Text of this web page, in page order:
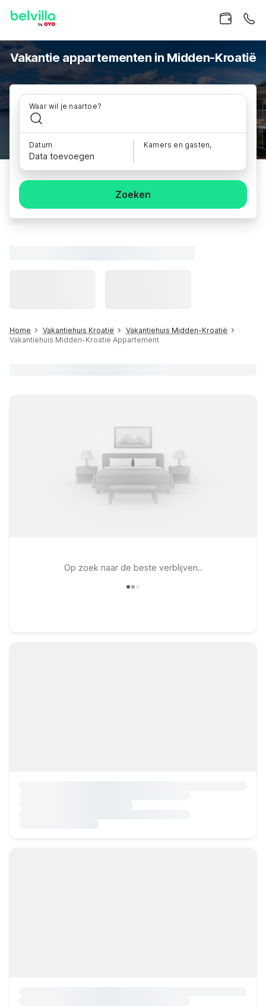
Vakantie appartementen in Midden-Kroatië
Waar wil je naartoe?
Datum
Data toevoegen
Kamers en gasten,
Zoeken
Home Vakantiehuis Kroatië
Vakantiehuis Midden-Kroatië
Vakantiehuis Midden-Kroatië Appartement
Op zoek naar de beste verblijven..